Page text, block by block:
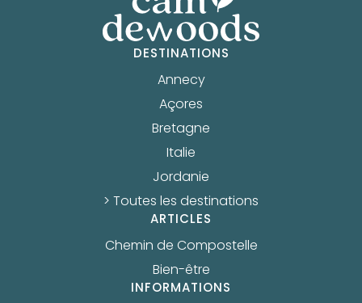
DESTINATIONS
Annecy
Açores
Bretagne
Italie
Jordanie
> Toutes les destinations
ARTICLES
Chemin de Compostelle
Bien-être
INFORMATIONS